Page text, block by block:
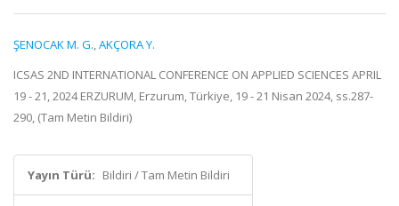
ŞENOCAK M. G.,AKÇORA Y.
ICSAS 2ND INTERNATIONAL CONFERENCE ON APPLIED SCIENCES APRIL
19 - 21, 2024 ERZURUM, Erzurum, Türkiye, 19 - 21 Nisan 2024, ss.287-
290, (Tam Metin Bildiri)
Yayın Türü: Bildiri / Tam Metin Bildiri